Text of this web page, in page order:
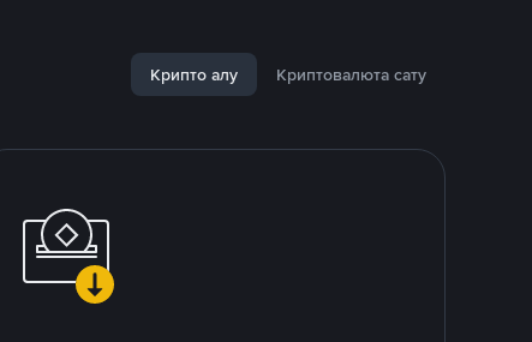
Крипто алу Криптовалюта сату